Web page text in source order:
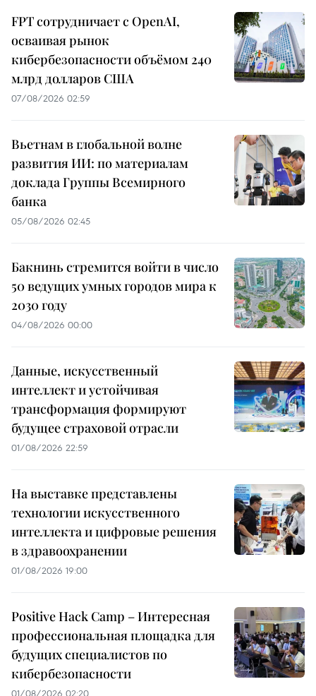
FPT сотрудничает с OpenAI,
осваивая рынок
кибербезопасности объёмом 240
млрд долларов США
07/08/2026 02:59
Вьетнам в глобальной волне
развития ИИ: по материалам
доклада Группы Всемирного
банка
05/08/2026 02:45
Бакнинь стремится войти в число
50 ведущих умных городов мира к
2030 году
04/08/2026 00:00
Данные, искусственный
интеллект и устойчивая
трансформация формируют
будущее страховой отрасли
01/08/2026 22:59
На выставке представлены
технологии искусственного
интеллекта и цифровые решения
в здравоохранении
01/08/2026 19:00
Positive Hack Camp – Интересная
профессиональная площадка для
будущих специалистов по
кибербезопасности